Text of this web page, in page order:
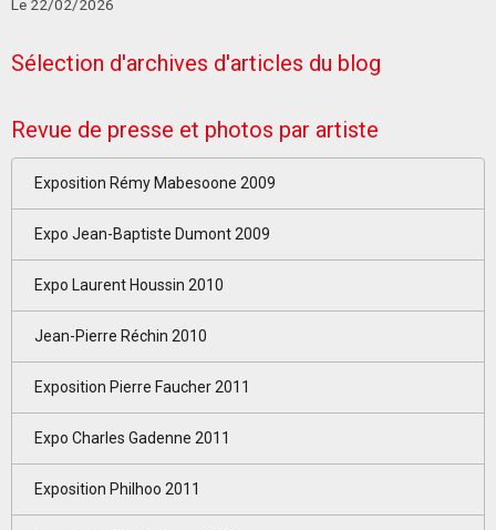
Le 22/02/2026
Sélection d'archives d'articles du blog
Revue de presse et photos par artiste
Exposition Rémy Mabesoone 2009
Expo Jean-Baptiste Dumont 2009
Expo Laurent Houssin 2010
Jean-Pierre Réchin 2010
Exposition Pierre Faucher 2011
Expo Charles Gadenne 2011
Exposition Philhoo 2011